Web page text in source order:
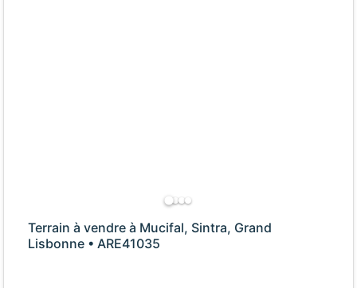
Terrain à vendre à Mucifal, Sintra, Grand
Lisbonne • ARE41035